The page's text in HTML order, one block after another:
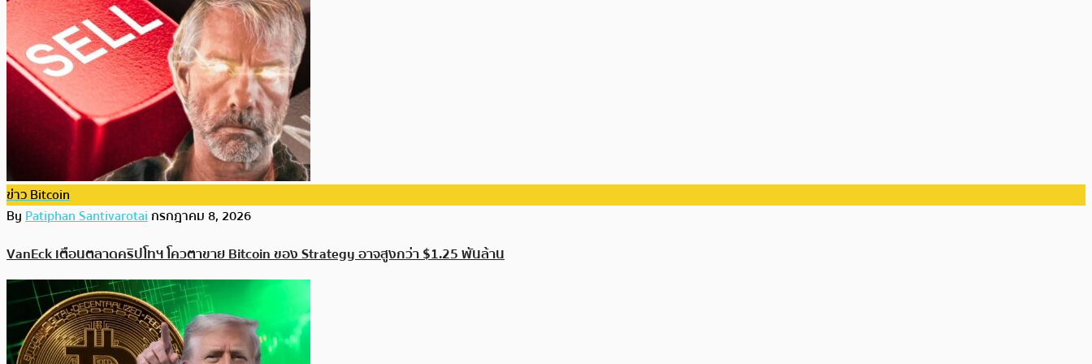
ข่าว Bitcoin
ByPatiphan Santivarotaiกรกฎาคม 8, 2026
VanEck เตือนตลาดคริปโทฯ โควตาขาย Bitcoin ของ Strategy อาจสูงกว่า $1.25 พันล้าน